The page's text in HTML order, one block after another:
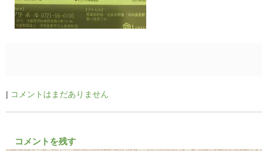
| コメントはまだありません
コメントを残す